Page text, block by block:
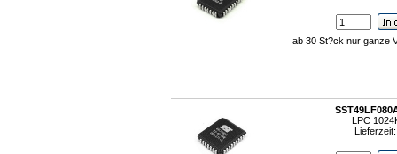
ab 30 St?ck nur ganze
LPC